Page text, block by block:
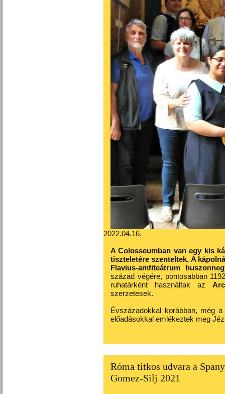
2022.04.16.
A Colosseumban van egy kis
tiszteletére szenteltek. A
Flavius-amfiteátrum
század végére, pontosabban
ruhatárként használtak az
szerzetesek.
Évszázadokkal korábban, még
előadásokkal emlékeztek meg
Róma titkos udvara a
Gomez-Silj 2021